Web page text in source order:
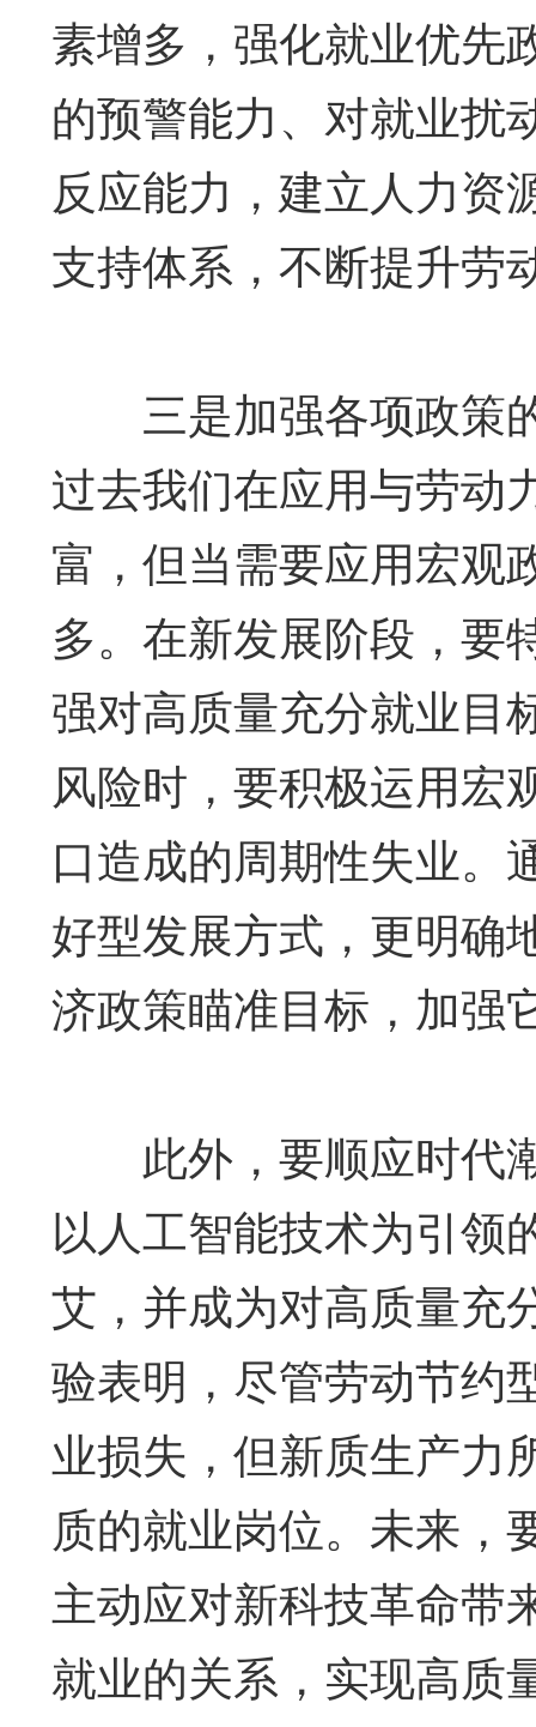
素增多，强化就业优先
的预警能力、对就业扰
反应能力，建立人力资
支持体系，不断提升劳
三是加强各项政策
过去我们在应用与劳动
富，但当需要应用宏观
多。在新发展阶段，要
强对高质量充分就业目
风险时，要积极运用宏
口造成的周期性失业。
好型发展方式，更明确
济政策瞄准目标，加强
此外，要顺应时代
以人工智能技术为引领
艾，并成为对高质量充
验表明，尽管劳动节约
业损失，但新质生产力
质的就业岗位。未来，
主动应对新科技革命带
就业的关系，实现高质